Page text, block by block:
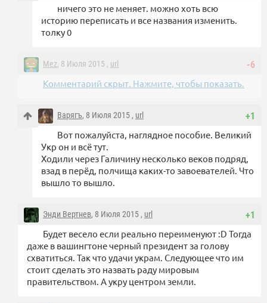
ничего это не меняет. можно хоть всю
историю переписать и все названия изменить.
толку 0
-6
Mez, 8 Июля 2015 , url
Комментарий скрыт. Нажмите, чтобы показать.
+1
Варягъ, 8 Июля 2015 , url
Вот пожалуйста, наглядное пособие. Великий
Укр он и всё тут.
Ходили через Галичину несколько веков подряд,
взад в перёд, полчища каких-то завоевателей. Что
вышло то вышло.
+1
Энди Вертнев, 8 Июля 2015 , url
Будет весело если реально переименуют :D Тогда
даже в вашингтоне черный президент за голову
схватиться. Так что удачи украм. Следующее что им
стоит сделать это назвать раду мировым
правительством. А укру центром земли.